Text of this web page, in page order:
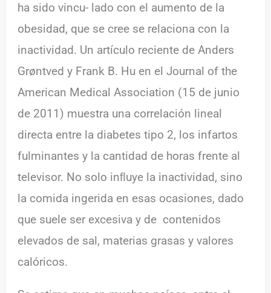
ha sido vincu- lado con el aumento de la
obesidad, que se cree se relaciona con la
inactividad. Un artículo reciente de Anders
Grøntved y Frank B. Hu en el Journal of the
American Medical Association (15 de junio
de 2011) muestra una correlación lineal
directa entre la diabetes tipo 2, los infartos
fulminantes y la cantidad de horas frente al
televisor. No solo inﬂuye la inactividad, sino
la comida ingerida en esas ocasiones, dado
que suele ser excesiva y de contenidos
elevados de sal, materias grasas y valores
calóricos.